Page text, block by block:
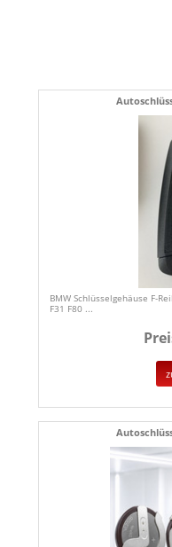
BMW Schlüsselgehäuse F-
F31 F80 ...